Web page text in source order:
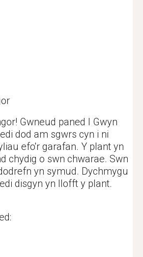
Gwneud paned I Gwyn
dod am sgwrs cyn i ni
efo'r garafan. Y plant yn
chydig o swn chwarae. Swn
yn symud. Dychmygu
disgyn yn llofft y plant.